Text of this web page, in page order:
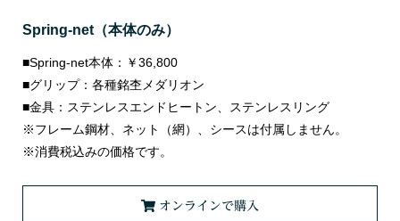
Spring-net（本体のみ）
■Spring-net本体：￥36,800
■グリップ：各種銘杢メダリオン
■金具：ステンレスエンドヒートン、ステンレスリング
※フレーム鋼材、ネット（網）、シースは付属しません。
※消費税込みの価格です。
オンラインで購入